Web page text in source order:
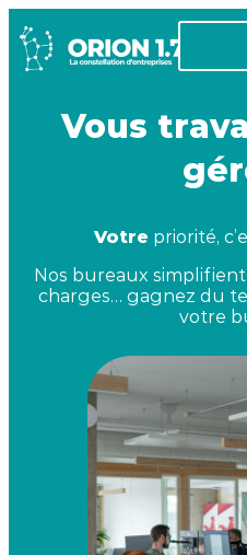
Vous
Votre priorité,
Nos bureaux simplifient
charges… gagnez du
votre